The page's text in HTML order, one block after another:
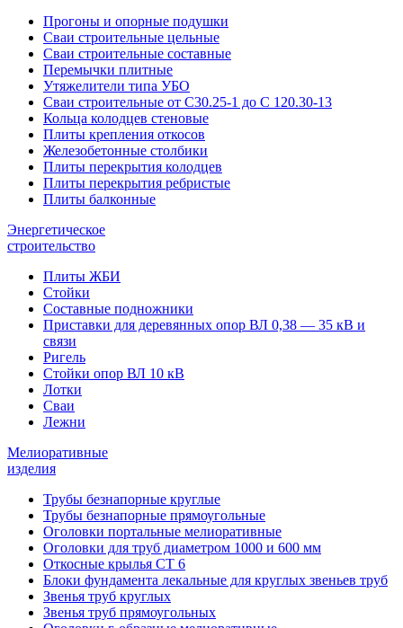
Прогоны и опорные подушки
Сваи строительные цельные
Сваи строительные составные
Перемычки плитные
Утяжелители типа УБО
Сваи строительные от С30.25-1 до С 120.30-13
Кольца колодцев стеновые
Плиты крепления откосов
Железобетонные столбики
Плиты перекрытия колодцев
Плиты перекрытия ребристые
Плиты балконные
Энергетическое
строительство
Плиты ЖБИ
Стойки
Составные подножники
Приставки для деревянных опор ВЛ 0,38 — 35 кВ и
связи
Ригель
Стойки опор ВЛ 10 кВ
Лотки
Сваи
Лежни
Мелиоративные
изделия
Трубы безнапорные круглые
Трубы безнапорные прямоугольные
Оголовки портальные мелиоративные
Оголовки для труб диаметром 1000 и 600 мм
Откосные крылья СТ 6
Блоки фундамента лекальные для круглых звеньев труб
Звенья труб круглых
Звенья труб прямоугольных